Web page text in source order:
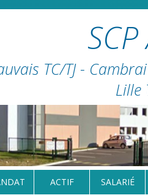
TC/TJ -
Lille
ACTIF SALARIÉ